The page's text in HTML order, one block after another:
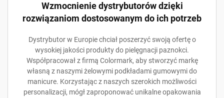
Wzmocnienie dystrybutorów dzięki
rozwiązaniom dostosowanym do ich potrzeb
Dystrybutor w Europie chciał poszerzyć swoją ofertę o
wysokiej jakości produkty do pielęgnacji paznokci.
Współpracował z firmą Colormark, aby stworzyć markę
własną z naszymi żelowymi podkładami gumowymi do
manicure. Korzystając z naszych szerokich możliwości
personalizacji, mógł zaproponować unikalne opakowania